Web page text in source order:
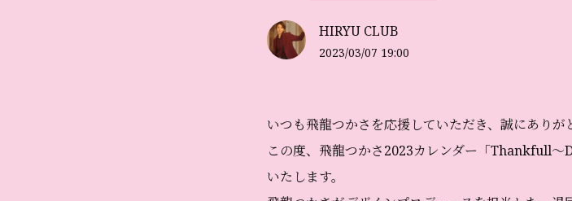
HIRYU CLUB
2023/03/07 19:00
いつも飛龍つかさを応援していただき、誠にありが
この度、飛龍つかさ2023カレンダー「Thankfull〜
いたします。